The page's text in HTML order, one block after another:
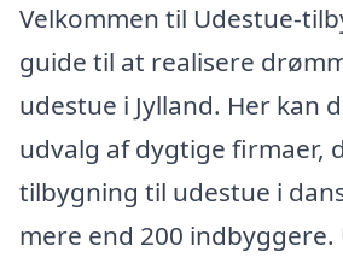
Velkommen til Udestue-
guide til at realisere
udestue i Jylland. Her kan
udvalg af dygtige firmaer,
tilbygning til udestue i
mere end 200 indbyggere.